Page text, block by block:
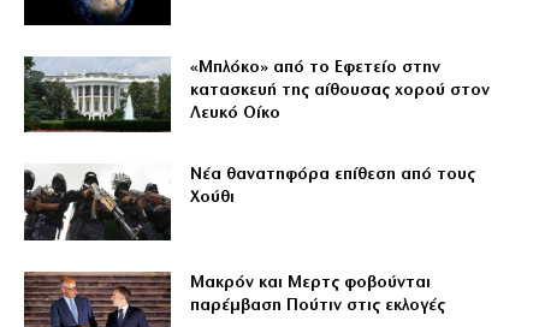
«Μπλόκο» από το Εφετείο στην
κατασκευή της αίθουσας χορού στον
Λευκό Οίκο
Νέα θανατηφόρα επίθεση από τους
Χούθι
Μακρόν και Μερτς φοβούνται
παρέμβαση Πούτιν στις εκλογές